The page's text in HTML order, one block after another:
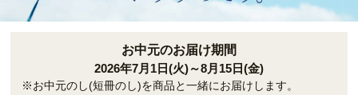
お中元のお届け期間
2026年7月1日(火)～8月15日(金)
※お中元のし(短冊のし)を商品と一緒にお届けします。